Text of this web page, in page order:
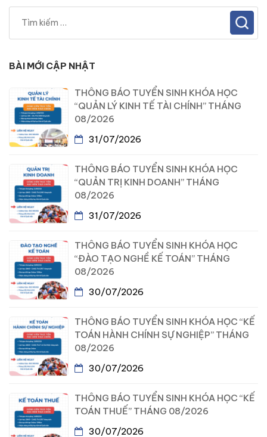
BÀI MỚI CẬP NHẬT
THÔNG BÁO TUYỂN SINH KHÓA HỌC
“QUẢN LÝ KINH TẾ TÀI CHÍNH” THÁNG
08/2026
31/07/2026
THÔNG BÁO TUYỂN SINH KHÓA HỌC
“QUẢN TRỊ KINH DOANH” THÁNG
08/2026
31/07/2026
THÔNG BÁO TUYỂN SINH KHÓA HỌC
“ĐÀO TẠO NGHỀ KẾ TOÁN” THÁNG
08/2026
30/07/2026
THÔNG BÁO TUYỂN SINH KHÓA HỌC “KẾ
TOÁN HÀNH CHÍNH SỰ NGHIỆP” THÁNG
08/2026
30/07/2026
THÔNG BÁO TUYỂN SINH KHÓA HỌC “KẾ
TOÁN THUẾ” THÁNG 08/2026
30/07/2026